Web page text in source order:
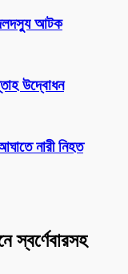
জলদস্যু আটক
উদ্বোধন
নারী নিহত
স্বর্ণেবারসহ